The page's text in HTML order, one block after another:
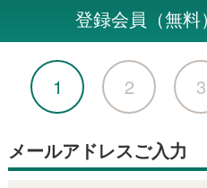
登録会員（無料
1 2 3
メールアドレスご入力